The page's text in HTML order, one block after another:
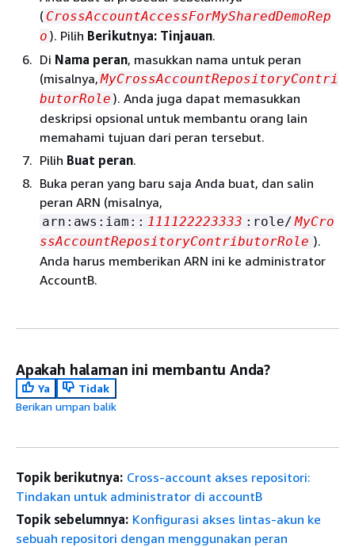
( CrossAccountAccessForMySharedDemoRep
o ). Pilih Berikutnya: Tinjauan.
Di Nama peran, masukkan nama untuk peran
(misalnya, MyCrossAccountRepositoryContri
butorRole ). Anda juga dapat memasukkan
deskripsi opsional untuk membantu orang lain
memahami tujuan dari peran tersebut.
Pilih Buat peran.
Buka peran yang baru saja Anda buat, dan salin
peran ARN (misalnya,
arn:aws:iam:: 111122223333 :role/ MyCro
ssAccountRepositoryContributorRole ).
Anda harus memberikan ARN ini ke administrator
AccountB.
Apakah halaman ini membantu Anda?
Ya
Tidak
Berikan umpan balik
Topik berikutnya: Cross-account akses repositori:
Tindakan untuk administrator di accountB
Topik sebelumnya: Konfigurasi akses lintas-akun ke
sebuah repositori dengan menggunakan peran